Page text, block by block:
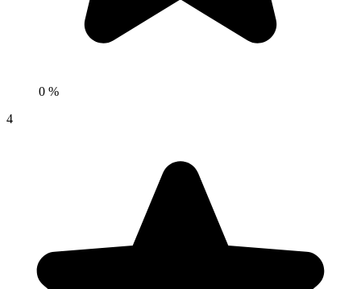
0 %
4